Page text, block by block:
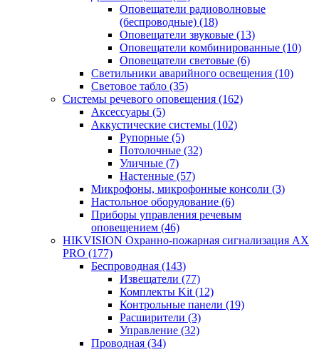
Оповещатели радиоволновые
(беспроводные) (18)
Оповещатели звуковые (13)
Оповещатели комбинированные (10)
Оповещатели световые (6)
Светильники аварийного освещения (10)
Световое табло (35)
Системы речевого оповещения (162)
Аксессуары (5)
Аккустические системы (102)
Рупорные (5)
Потолочные (32)
Уличные (7)
Настенные (57)
Микрофоны, микрофонные консоли (3)
Настольное оборудование (6)
Приборы управления речевым
оповещением (46)
HIKVISION Охранно-пожарная сигнализация AX
PRO (177)
Беспроводная (143)
Извещатели (77)
Комплекты Kit (12)
Контрольные панели (19)
Расширители (3)
Управление (32)
Проводная (34)